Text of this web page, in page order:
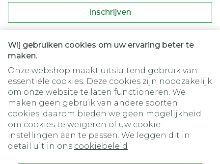
Wij gebruiken cookies om uw ervaring beter te
maken.
Onze webshop maakt uitsluitend gebruik van
essentiële cookies. Deze cookies zijn noodzakelijk
om onze website te laten functioneren. We
maken geen gebruik van andere soorten
cookies; daarom bieden we geen mogelijkheid
om cookies te weigeren of uw cookie-
instellingen aan te passen. We leggen dit in
detail uit in ons cookiebeleid
Inschrijven
nieuwsbrief en gaat u akkoord met onzeprivacy policy
Juridische links